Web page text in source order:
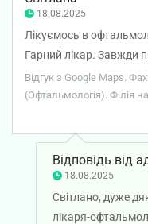
18.08.2025
Лікуємось в
Гарний лікар. Завжди
Усім його рекомендую
Відгук з Google Maps.
(Офтальмологія). Філія
Відповідь від
18.08.2025
Світлано, дуже
лікаря-